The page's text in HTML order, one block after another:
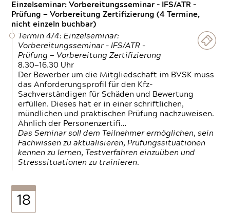
Einzelseminar: Vorbereitungsseminar - IFS/ATR -
Prüfung — Vorbereitung Zertifizierung (4 Termine,
nicht einzeln buchbar)
Termin 4/4: Einzelseminar:
Vorbereitungsseminar - IFS/ATR -
Prüfung — Vorbereitung Zertifizierung
8.30—16.30 Uhr
Der Bewerber um die Mitgliedschaft im BVSK muss
das Anforderungsprofil für den Kfz-
Sachverständigen für Schäden und Bewertung
erfüllen. Dieses hat er in einer schriftlichen,
mündlichen und praktischen Prüfung nachzuweisen.
Ähnlich der Personenzertifi…
Das Seminar soll dem Teilnehmer ermöglichen, sein
Fachwissen zu aktualisieren, Prüfungssituationen
kennen zu lernen, Testverfahren einzuüben und
Stresssituationen zu trainieren.
18